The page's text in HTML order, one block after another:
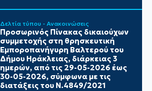
Δελτία τύπου - Ανακοινώσεις
Προσωρινός Πίνακας δικαιούχων
συμμετοχής στη θρησκευτική
Εμποροπανήγυρη Βαλτερού του
Δήμου Ηράκλειας, διάρκειας 3
ημερών, από τις 29-05-2026 έως
30-05-2026, σύμφωνα με τις
διατάξεις του Ν.4849/2021